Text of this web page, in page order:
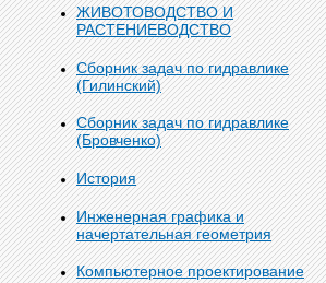
ЖИВОТОВОДСТВО И
РАСТЕНИЕВОДСТВО
Сборник задач по гидравлике
(Гилинский)
Сборник задач по гидравлике
(Бровченко)
История
Инженерная графика и
начертательная геометрия
Компьютерное проектирование